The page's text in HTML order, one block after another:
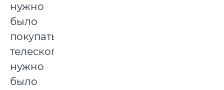
нужно
было
покупать
телескоп,
нужно
было